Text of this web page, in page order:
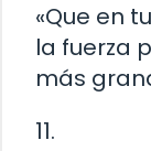
«Que en
la fuerza
más
11.